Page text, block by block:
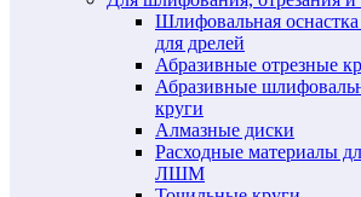
Шлифовальная
для дрелей
Абразивные отрезные
Абразивные
круги
Алмазные диски
Расходные
ЛШМ